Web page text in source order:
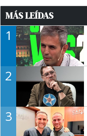
MÁS LEÍDAS
1
2
3